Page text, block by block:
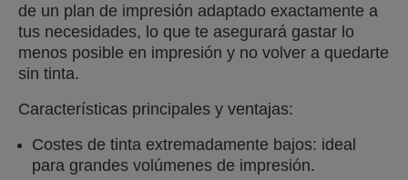
de un plan de impresión adaptado exactamente a
tus necesidades, lo que te asegurará gastar lo
menos posible en impresión y no volver a quedarte
sin tinta.
Características principales y ventajas:
Costes de tinta extremadamente bajos: ideal
para grandes volúmenes de impresión.